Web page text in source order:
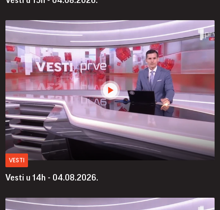
VESTI
Vesti u 14h - 04.08.2026.